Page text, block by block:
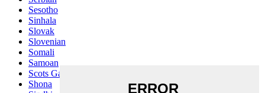
Sesotho
Sinhala
Slovak
Slovenian
Somali
Samoan
Scots Gaelic
Shona